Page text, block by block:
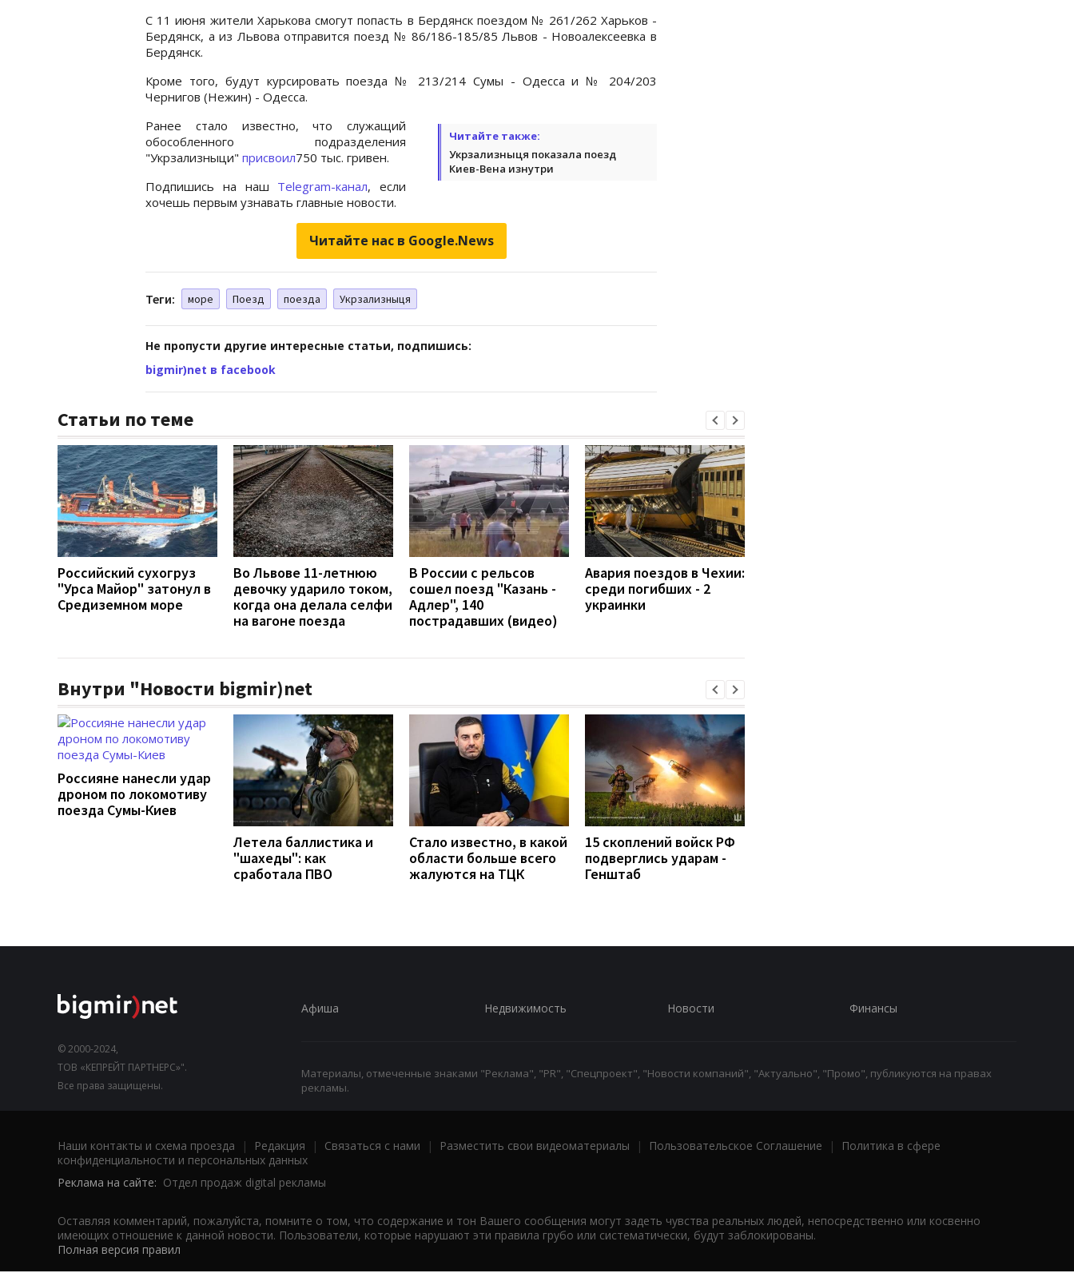
С 11 июня жители Харькова смогут попасть в Бердянск поездом № 261/262 Харьков -
Бердянск, а из Львова отправится поезд № 86/186-185/85 Львов - Новоалексеевка в
Бердянск.
Кроме того, будут курсировать поезда № 213/214 Сумы - Одесса и № 204/203
Чернигов (Нежин) - Одесса.
Читайте также:
Укрзализныця показала поезд
Киев-Вена изнутри
Ранее стало известно, что служащий
обособленного подразделения
"Укрзализныци" присвоил750 тыс. гривен.
Подпишись на наш Telegram-канал, если
хочешь первым узнавать главные новости.
Читайте нас в Google.News
Теги: море Поезд поезда Укрзализныця
Не пропусти другие интересные статьи, подпишись:
bigmir)net в facebook
Статьи по теме
Российский сухогруз
"Урса Майор" затонул в
Средиземном море
Во Львове 11-летнюю
девочку ударило током,
когда она делала селфи
на вагоне поезда
В России с рельсов
сошел поезд "Казань -
Адлер", 140
пострадавших (видео)
Авария поездов в Чехии:
среди погибших - 2
украинки
Внутри "Новости bigmir)net
Россияне нанесли удар
дроном по локомотиву
поезда Сумы-Киев
Летела баллистика и
"шахеды": как
сработала ПВО
Стало известно, в какой
области больше всего
жалуются на ТЦК
15 скоплений войск РФ
подверглись ударам -
Генштаб
© 2000-2024,
ТОВ «КЕПРЕЙТ ПАРТНЕРС»".
Все права защищены.
Афиша Недвижимость Новости Финансы
Материалы, отмеченные знаками "Реклама", "PR", "Спецпроект", "Новости компаний", "Актуально", "Промо", публикуются на правах
рекламы.
Наши контакты и схема проезда | Редакция | Связаться с нами | Разместить свои видеоматериалы | Пользовательское Соглашение |
Политика в сфере
конфиденциальности и персональных данных
Реклама на сайте: Отдел продаж digital рекламы
Оставляя комментарий, пожалуйста, помните о том, что содержание и тон Вашего сообщения могут задеть чувства реальных людей, непосредственно или косвенно
имеющих отношение к данной новости. Пользователи, которые нарушают эти правила грубо или систематически, будут заблокированы.
Полная версия правил